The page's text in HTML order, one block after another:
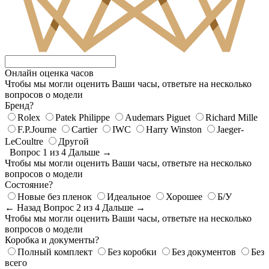
Онлайн оценка часов
Чтобы мы могли оценить Ваши часы, ответьте на несколько
вопросов о модели
Бренд?
Rolex
Patek Philippe Audemars Piguet
Richard Mille
F.P.Journe
Cartier IWC Harry Winston
Jaeger-
LeCoultre
Другой
Вопрос 1 из 4 Дальше →
Чтобы мы могли оценить Ваши часы, ответьте на несколько
вопросов о модели
Состояние?
Новые без пленок
Идеальное Хорошее
Б/У
← Назад Вопрос 2 из 4 Дальше →
Чтобы мы могли оценить Ваши часы, ответьте на несколько
вопросов о модели
Коробка и документы?
Полный комплект
Без коробки Без документов
Без
всего